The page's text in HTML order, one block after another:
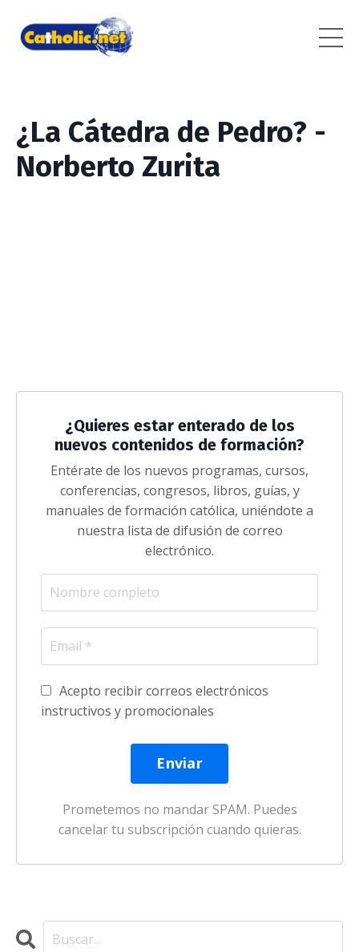
¿La Cátedra de Pedro? -
Norberto Zurita
¿Quieres estar enterado de los
nuevos contenidos de formación?
Entérate de los nuevos programas, cursos,
conferencias, congresos, libros, guías, y
manuales de formación católica, uniéndote a
nuestra lista de difusión de correo
electrónico.
Acepto recibir correos electrónicos
instructivos y promocionales
Enviar
Prometemos no mandar SPAM. Puedes
cancelar tu subscripción cuando quieras.